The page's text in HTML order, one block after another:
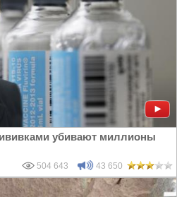
убивают миллионы
504 643 43 650